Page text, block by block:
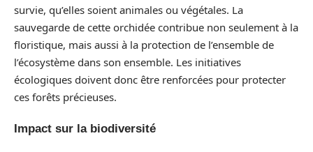
survie, qu’elles soient animales ou végétales. La
sauvegarde de cette orchidée contribue non seulement à la
floristique, mais aussi à la protection de l’ensemble de
l’écosystème dans son ensemble. Les initiatives
écologiques doivent donc être renforcées pour protecter
ces forêts précieuses.
Impact sur la biodiversité